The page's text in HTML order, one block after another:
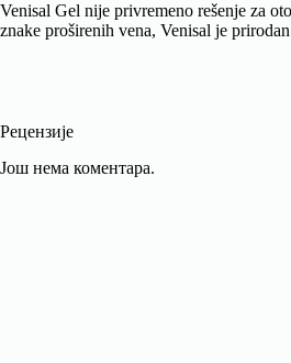
Venisal Gel nije privremeno rešenje za
znake proširenih vena, Venisal je
Рецензије
Још нема коментара.